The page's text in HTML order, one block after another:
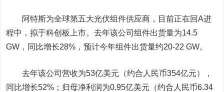
阿特斯为全球第五大光伏组件供应商，目前正在回A进
程中，拟于科创板上市。去年该公司组件出货量为14.5
GW，同比增长28%，预计今年组件出货量约20-22 GW。
去年该公司营收为53亿美元（约合人民币354亿元），
同比增长52%；归母净利润为0.95亿美元（约合人民币6.34